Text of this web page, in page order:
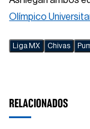
Olímpico
Liga MX Chivas
RELACIONADOS